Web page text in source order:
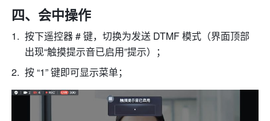
四、会中操作
按下遥控器 # 键，切换为发送 DTMF 模式（界面顶部
出现“触摸提示音已启用”提示）；
按 “1” 键即可显示菜单；